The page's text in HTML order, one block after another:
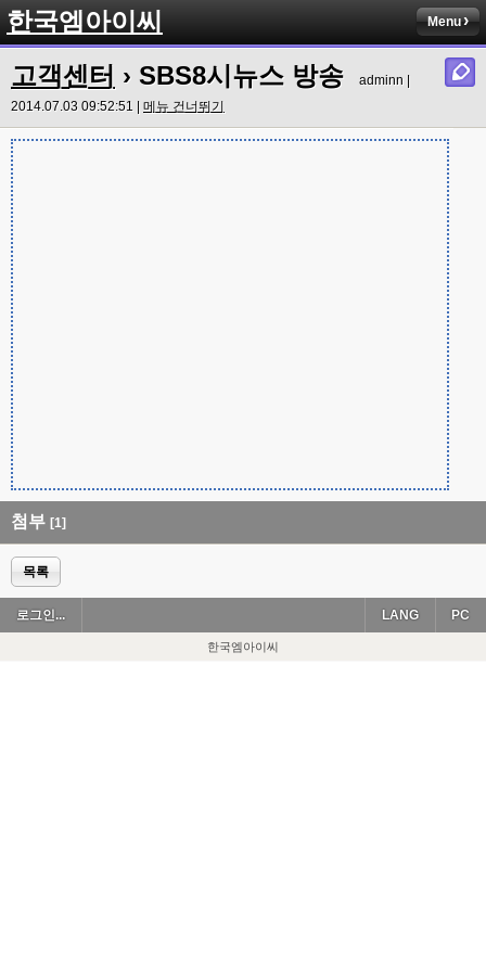
한국엠아이씨 Menu
고객센터 › SBS8시뉴스 방송
adminn |
2014.07.03 09:52:51 | 메뉴 건너뛰기
첨부 [1]
목록
로그인... PC
LANG
한국엠아이씨